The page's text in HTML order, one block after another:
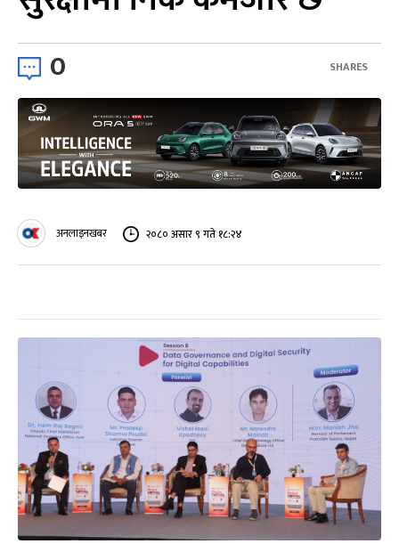
0 SHARES
अनलाइनखबर २०८० असार ९ गते १८:२४